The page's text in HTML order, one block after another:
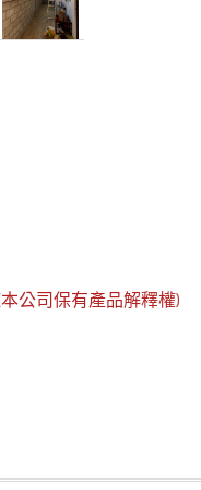
公司保有產品解釋權)